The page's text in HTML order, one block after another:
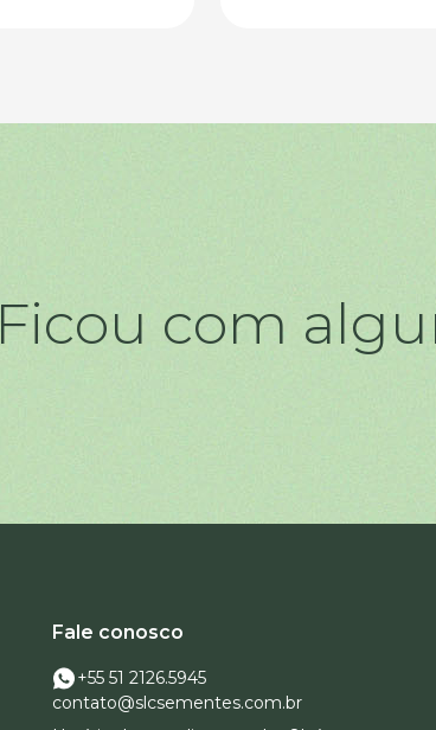
Ficou com
Fale conosco
+55 51 2126.5945
contato@slcsementes.com.br